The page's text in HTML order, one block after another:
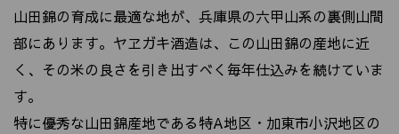
山田錦の育成に最適な地が、兵庫県の六甲山系の裏側山間
部にあります。ヤヱガキ酒造は、この山田錦の産地に近
く、その米の良さを引き出すべく毎年仕込みを続けていま
す。
特に優秀な山田錦産地である特A地区・加東市小沢地区の